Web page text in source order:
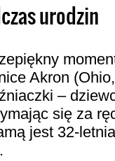
urodzin
Akron
–
się za
jest 32-